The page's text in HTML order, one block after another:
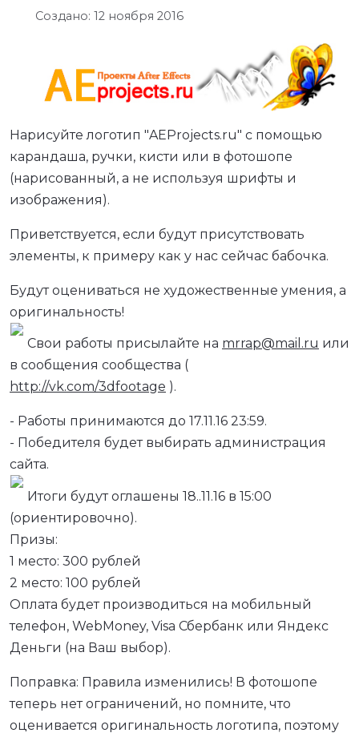
Создано: 12 ноября 2016
Нарисуйте логотип "AEProjects.ru" с помощью
карандаша, ручки, кисти или в фотошопе
(нарисованный, а не используя шрифты и
изображения).
Приветствуется, если будут присутствовать
элементы, к примеру как у нас сейчас бабочка.
Будут оцениваться не художественные умения, а
оригинальность!
Свои работы присылайте на mrrap@mail.ru или
в сообщения сообщества (
http://vk.com/3dfootage ).
- Работы принимаются до 17.11.16 23:59.
- Победителя будет выбирать администрация
сайта.
Итоги будут оглашены 18..11.16 в 15:00
(ориентировочно).
Призы:
1 место: 300 рублей
2 место: 100 рублей
Оплата будет производиться на мобильный
телефон, WebMoney, Visa Сбербанк или Яндекс
Деньги (на Ваш выбор).
Поправка: Правила изменились! В фотошопе
теперь нет ограничений, но помните, что
оценивается оригинальность логотипа, поэтому